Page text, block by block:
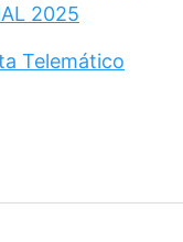
2025
Telemático